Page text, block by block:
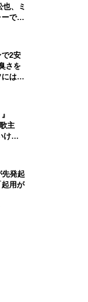
、ミ
で美
2安
さを
は少
主
けま
先発起
用が